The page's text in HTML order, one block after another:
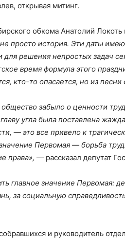
открывая митинг.
обкома Анатолий Локоть
просто история. Эти даты
для решения непростых задач
время формула этого
кто-то опасается, но из
забыло о ценности
угла была поставлена
— это все привело к
Первомая — борьба
права», — рассказал депутат
главное значение Первомая:
за социальную
и руководитель